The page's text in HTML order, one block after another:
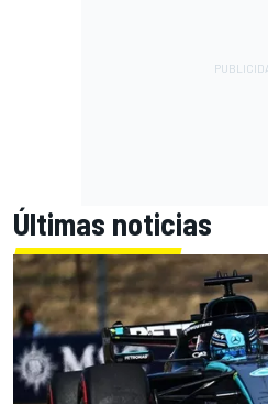
Últimas noticias